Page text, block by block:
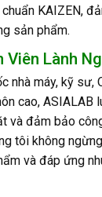
KAIZEN,
sản phẩm.
Viên Lành
nhà máy, kỹ sư,
cao, ASIALAB
và đảm bảo
tôi không
và đáp ứng